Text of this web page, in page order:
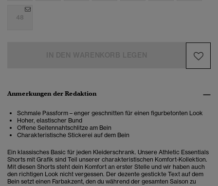
48
Anmerkungen der Redaktion
Schmale Passform – enger geschnitten für einen figurbetonten Look
Hoher, elastischer Bund
Offene Seitennahtschlitze am Bein
Charakteristische Stickerei auf dem Bein
Ein klassisches Basic für jeden Kleiderschrank. Unsere Athletic Essentials
Shorts mit Grafik sind Teil unserer charakteristischen Komfort-Kollektion.
Mit diesen Shorts steht dein Komfort an erster Stelle und wir haben auch
den richtigen Look nicht vergessen. Der dezente gestickte Text auf dem
Bein setzt einen Farbakzent, den du während der gesamten Saison zu